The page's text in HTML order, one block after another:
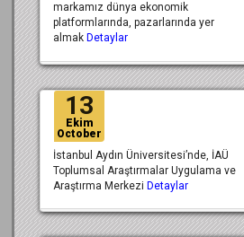
markamız dünya ekonomik
platformlarında, pazarlarında yer
almak Detaylar
13
Ekim
October
İstanbul Aydın Üniversitesi’nde, İAÜ
Toplumsal Araştırmalar Uygulama ve
Araştırma Merkezi Detaylar